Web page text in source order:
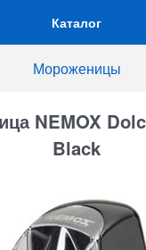
Каталог
Мороженицы
NEMOX
Black